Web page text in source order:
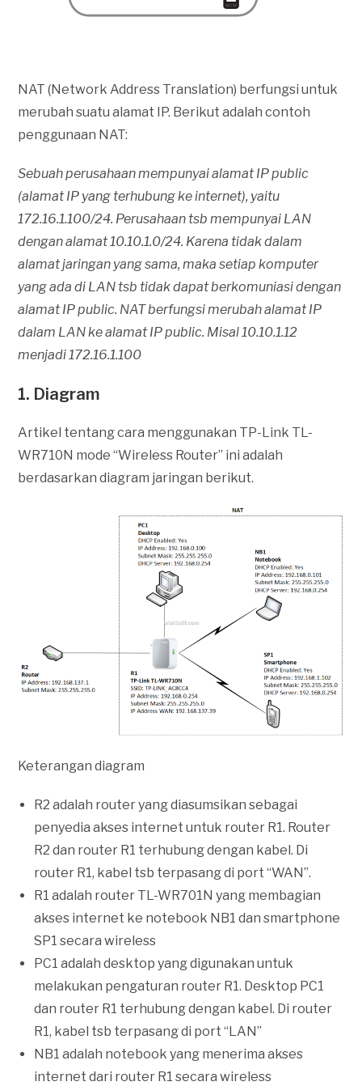
NAT (Network Address Translation) berfungsi untuk
merubah suatu alamat IP. Berikut adalah contoh
penggunaan NAT:
Sebuah perusahaan mempunyai alamat IP public
(alamat IP yang terhubung ke internet), yaitu
172.16.1.100/24. Perusahaan tsb mempunyai LAN
dengan alamat 10.10.1.0/24. Karena tidak dalam
alamat jaringan yang sama, maka setiap komputer
yang ada di LAN tsb tidak dapat berkomuniasi dengan
alamat IP public. NAT berfungsi merubah alamat IP
dalam LAN ke alamat IP public. Misal 10.10.1.12
menjadi 172.16.1.100
1. Diagram
Artikel tentang cara menggunakan TP-Link TL-
WR710N mode “Wireless Router” ini adalah
berdasarkan diagram jaringan berikut.
Keterangan diagram
R2 adalah router yang diasumsikan sebagai
penyedia akses internet untuk router R1. Router
R2 dan router R1 terhubung dengan kabel. Di
router R1, kabel tsb terpasang di port “WAN”.
R1 adalah router TL-WR701N yang membagian
akses internet ke notebook NB1 dan smartphone
SP1 secara wireless
PC1 adalah desktop yang digunakan untuk
melakukan pengaturan router R1. Desktop PC1
dan router R1 terhubung dengan kabel. Di router
R1, kabel tsb terpasang di port “LAN”
NB1 adalah notebook yang menerima akses
internet dari router R1 secara wireless